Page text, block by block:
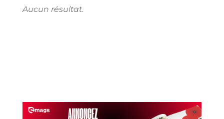
Aucun résultat.